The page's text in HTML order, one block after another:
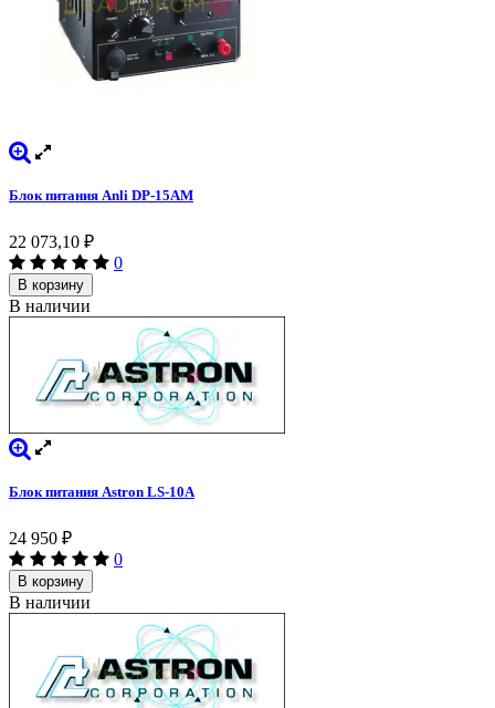
Блок питания Anli DP-15AM
22 073,10 ₽
0
В корзину
В наличии
Блок питания Astron LS-10A
24 950 ₽
0
В корзину
В наличии